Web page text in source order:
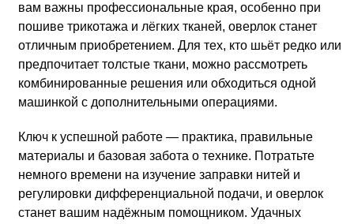
вам важны профессиональные края, особенно при
пошиве трикотажа и лёгких тканей, оверлок станет
отличным приобретением. Для тех, кто шьёт редко или
предпочитает толстые ткани, можно рассмотреть
комбинированные решения или обходиться одной
машинкой с дополнительными операциями.
Ключ к успешной работе — практика, правильные
материалы и базовая забота о технике. Потратьте
немного времени на изучение заправки нитей и
регулировки дифференциальной подачи, и оверлок
станет вашим надёжным помощником. Удачных